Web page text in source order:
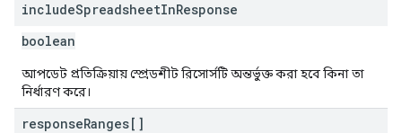
includeSpreadsheetInResponse
boolean
আপডেট প্রতিক্রিয়ায় স্প্রেডশীট রিসোর্সটি অন্তর্ভুক্ত করা হবে কিনা তা
নির্ধারণ করে।
responseRanges[]